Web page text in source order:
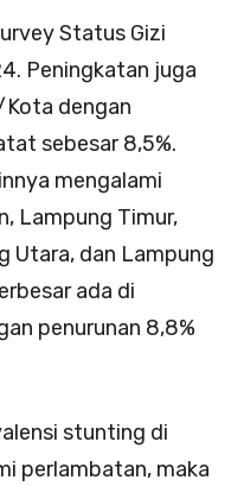
Status Gizi
Peningkatan juga
dengan
sebesar 8,5%.
mengalami
Lampung Timur,
Utara, dan Lampung
ada di
penurunan 8,8%
stunting di
perlambatan, maka